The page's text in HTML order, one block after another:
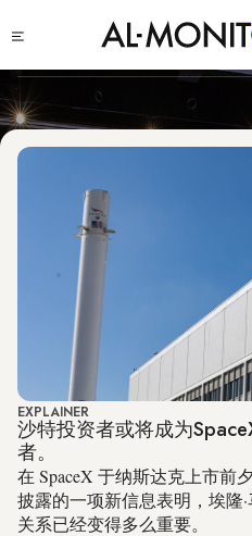
转
到
主
要
内
see
menu
Technology
EXPLAINER
沙特投资者或将成为
者。
在 SpaceX 于纳斯达克上市前
披露的一项新信息表明，埃隆
关系已经变得多么重要。